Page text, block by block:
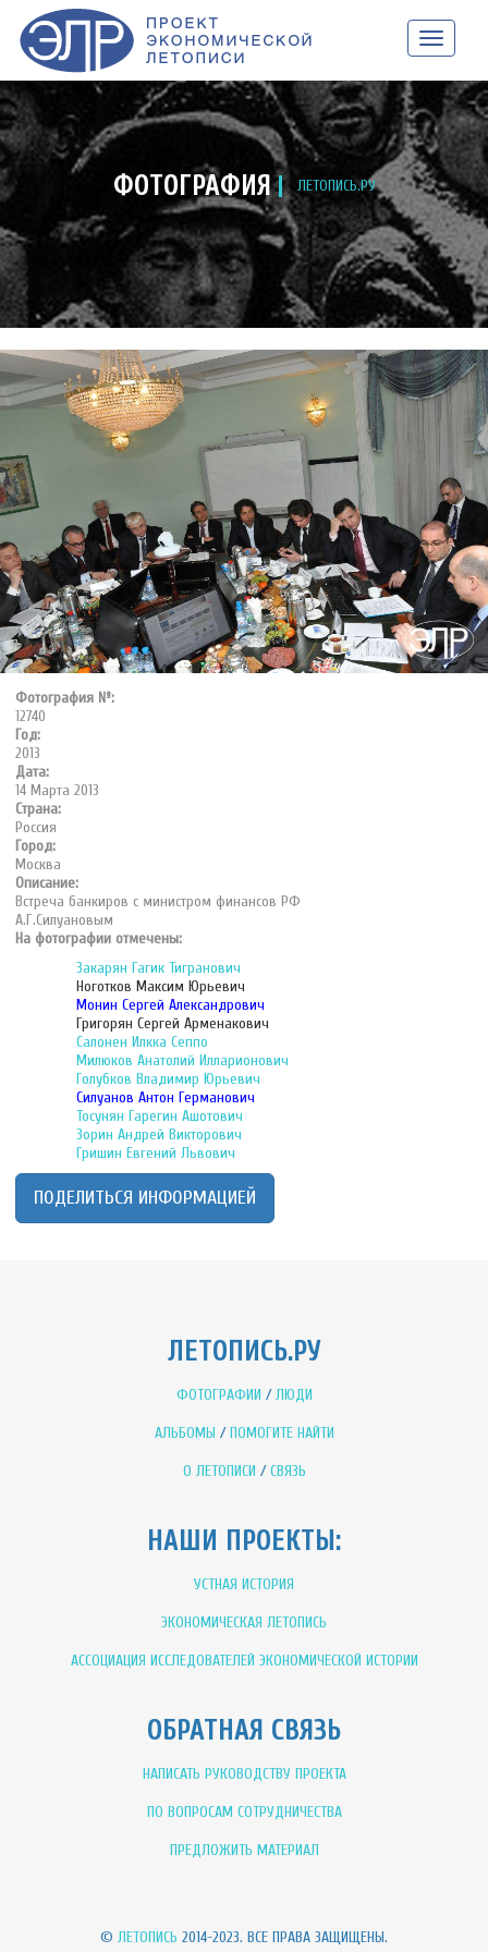
ФОТОГРАФИЯ ЛЕТОПИСЬ.РУ
Фотография №:
12740
Год:
2013
Дата:
14 Марта 2013
Страна:
Россия
Город:
Москва
Описание:
Встреча банкиров с министром финансов РФ
А.Г.Силуановым
На фотографии отмечены:
Закарян Гагик Тигранович
Ноготков Максим Юрьевич
Монин Сергей Александрович
Григорян Сергей Арменакович
Салонен Илкка Сеппо
Милюков Анатолий Илларионович
Голубков Владимир Юрьевич
Силуанов Антон Германович
Тосунян Гарегин Ашотович
Зорин Андрей Викторович
Гришин Евгений Львович
ПОДЕЛИТЬСЯ ИНФОРМАЦИЕЙ
ЛЕТОПИСЬ.РУ
ФОТОГРАФИИ /ЛЮДИ
АЛЬБОМЫ /ПОМОГИТЕ НАЙТИ
О ЛЕТОПИСИ /СВЯЗЬ
НАШИ ПРОЕКТЫ:
УСТНАЯ ИСТОРИЯ
ЭКОНОМИЧЕСКАЯ ЛЕТОПИСЬ
АССОЦИАЦИЯ ИССЛЕДОВАТЕЛЕЙ ЭКОНОМИЧЕСКОЙ ИСТОРИИ
ОБРАТНАЯ СВЯЗЬ
НАПИСАТЬ РУКОВОДСТВУ ПРОЕКТА
ПО ВОПРОСАМ СОТРУДНИЧЕСТВА
ПРЕДЛОЖИТЬ МАТЕРИАЛ
© ЛЕТОПИСЬ 2014-2023. ВСЕ ПРАВА ЗАЩИЩЕНЫ.